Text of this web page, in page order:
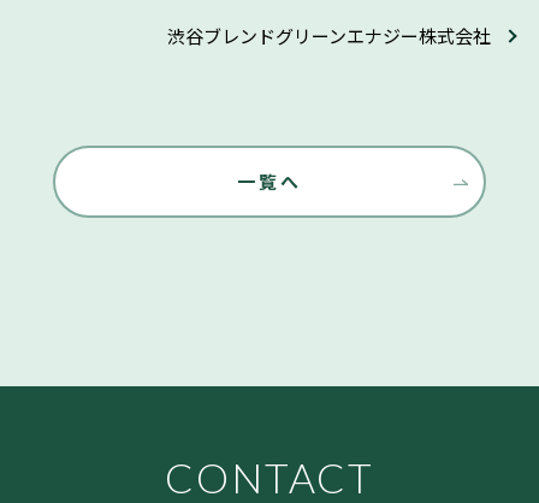
渋谷ブレンドグリーンエナジー株式会社
一覧へ
CONTACT